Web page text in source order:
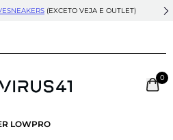
(EXCETO VEJA E OUTLET)
0
LOWPRO